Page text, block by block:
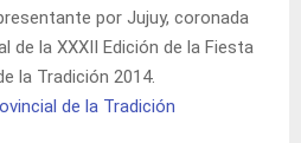
por Jujuy, coronada
de la XXXII Edición de la Fiesta
la Tradición 2014.